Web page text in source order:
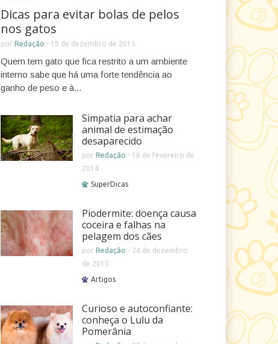
Dicas para evitar bolas de pelos
nos gatos
porRedação - 19 de dezembro de 2015
Quem tem gato que fica restrito a um ambiente
interno sabe que há uma forte tendência ao
ganho de peso e à...
Simpatia para achar
animal de estimação
desaparecido
porRedação - 16 de fevereiro de
2014
SuperDicas
Piodermite: doença causa
coceira e falhas na
pelagem dos cães
porRedação - 24 de dezembro
de 2013
Artigos
Curioso e autoconfiante:
conheça o Lulu da
Pomerânia